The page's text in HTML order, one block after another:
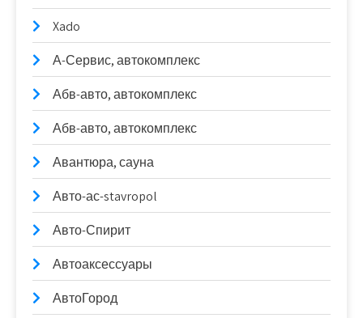
Xado
А-Сервис, автокомплекс
Абв-авто, автокомплекс
Абв-авто, автокомплекс
Авантюра, сауна
Авто-ас-stavropol
Авто-Спирит
Автоаксессуары
АвтоГород